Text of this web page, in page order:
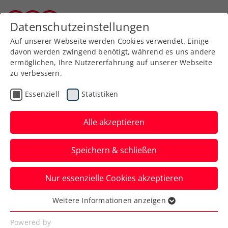
Gebühren-Verordnung des
Kärntner Tennisverbandes
Anbei die Gebühren-Verordnung
des Kärntner Tennisverbandes.
Datenschutzeinstellungen
Auf unserer Webseite werden Cookies verwendet. Einige
davon werden zwingend benötigt, während es uns andere
ermöglichen, Ihre Nutzererfahrung auf unserer Webseite
zu verbessern.
Essenziell Statistiken
Alle akzeptieren
Speichern & schließen
Nur essenzielle Cookies akzeptieren
Essenziell
Essenzielle Cookies werden für grundlegende
Weitere Informationen anzeigen
Powered by